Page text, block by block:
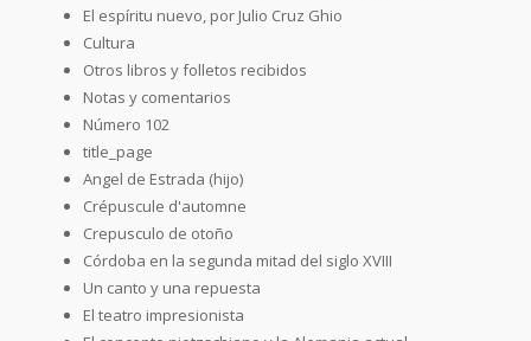
El espíritu nuevo, por Julio Cruz Ghio
Cultura
Otros libros y folletos recibidos
Notas y comentarios
Número 102
title_page
Angel de Estrada (hijo)
Crépuscule d'automne
Crepusculo de otoño
Córdoba en la segunda mitad del siglo XVIII
Un canto y una repuesta
El teatro impresionista